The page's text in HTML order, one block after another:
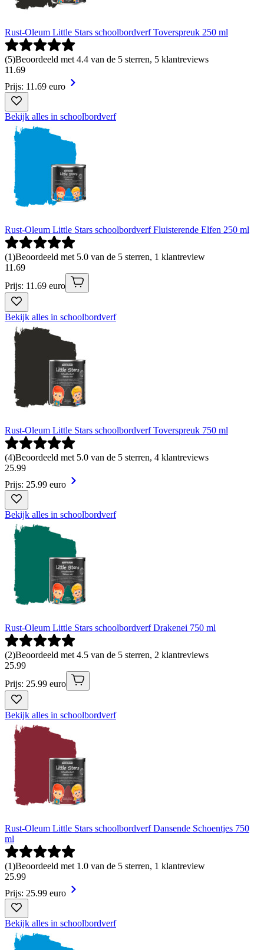
Rust-Oleum Little Stars schoolbordverf Toverspreuk 250 ml
(5)Beoordeeld met 4.4 van de 5 sterren, 5 klantreviews
11 .69
Prijs: 11.69 euro
Bekijk alles in schoolbordverf
Rust-Oleum Little Stars schoolbordverf Fluisterende Elfen 250 ml
(1)Beoordeeld met 5.0 van de 5 sterren, 1 klantreview
11 .69
Prijs: 11.69 euro
Bekijk alles in schoolbordverf
Rust-Oleum Little Stars schoolbordverf Toverspreuk 750 ml
(4)Beoordeeld met 5.0 van de 5 sterren, 4 klantreviews
25.99
Prijs: 25.99 euro
Bekijk alles in schoolbordverf
Rust-Oleum Little Stars schoolbordverf Drakenei 750 ml
(2)Beoordeeld met 4.5 van de 5 sterren, 2 klantreviews
25.99
Prijs: 25.99 euro
Bekijk alles in schoolbordverf
Rust-Oleum Little Stars schoolbordverf Dansende Schoentjes 750
ml
(1)Beoordeeld met 1.0 van de 5 sterren, 1 klantreview
25.99
Prijs: 25.99 euro
Bekijk alles in schoolbordverf